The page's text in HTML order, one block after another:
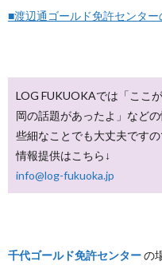
■渡辺通ゴールド免許センタ
LOG FUKUOKAでは「ここ
岡の話題があったよ」など
些細なことでも大丈夫です
情報提供はこちら↓
info@log-fukuoka.jp
千代ゴールド免許センターの